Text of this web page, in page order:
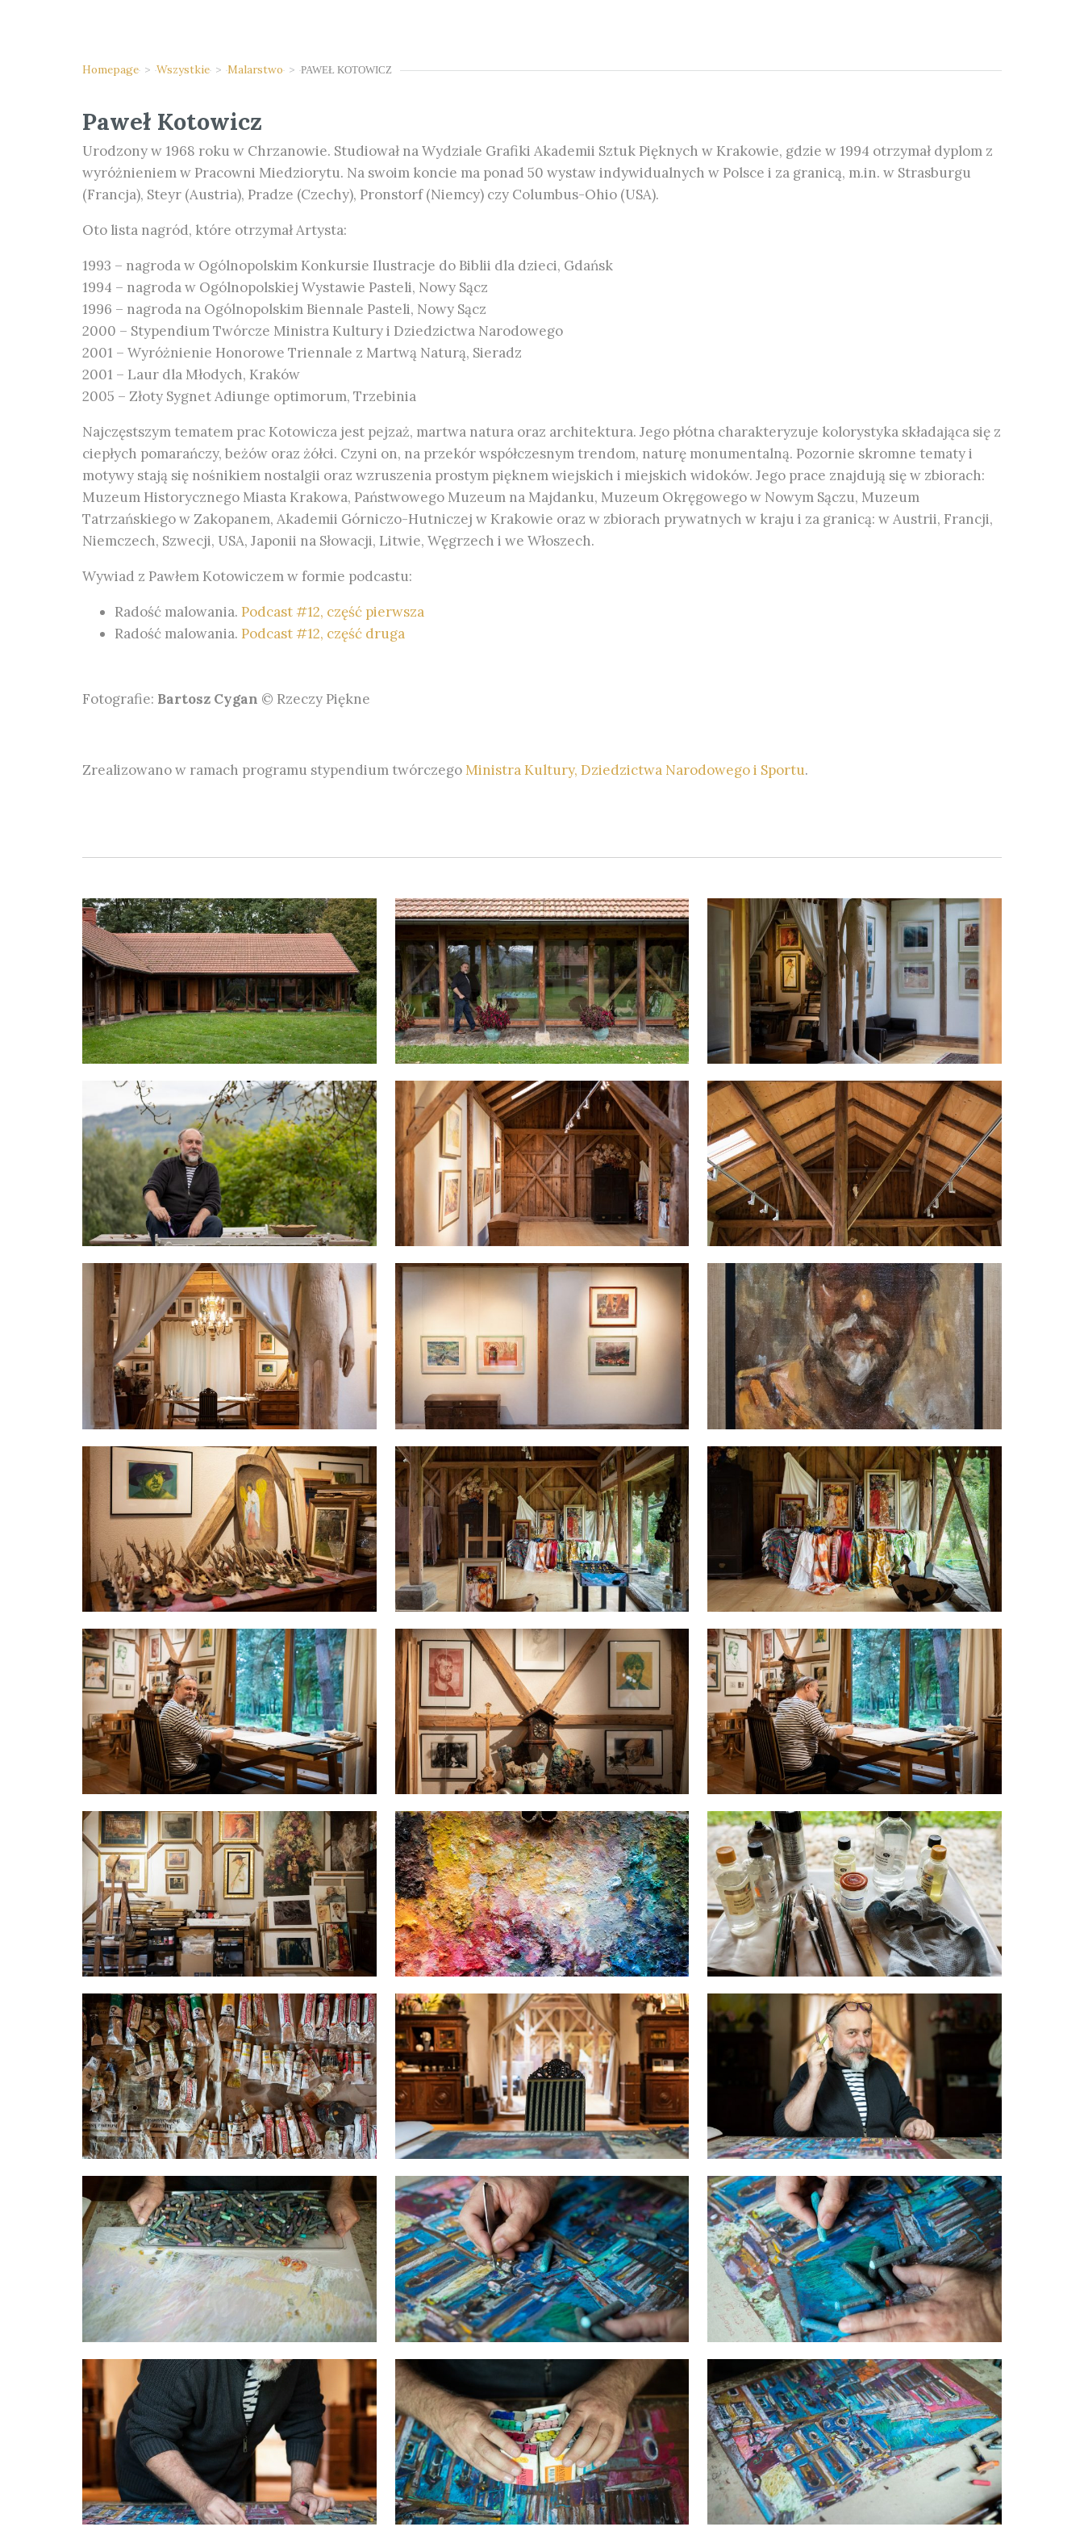
Homepage > Wszystkie > Malarstwo > PAWEŁ KOTOWICZ
Paweł Kotowicz
Urodzony w 1968 roku w Chrzanowie. Studiował na Wydziale Grafiki Akademii Sztuk Pięknych w Krakowie, gdzie w 1994 otrzymał dyplom z
wyróżnieniem w Pracowni Miedziorytu. Na swoim koncie ma ponad 50 wystaw indywidualnych w Polsce i za granicą, m.in. w Strasburgu
(Francja), Steyr (Austria), Pradze (Czechy), Pronstorf (Niemcy) czy Columbus-Ohio (USA).
Oto lista nagród, które otrzymał Artysta:
1993 – nagroda w Ogólnopolskim Konkursie Ilustracje do Biblii dla dzieci, Gdańsk
1994 – nagroda w Ogólnopolskiej Wystawie Pasteli, Nowy Sącz
1996 – nagroda na Ogólnopolskim Biennale Pasteli, Nowy Sącz
2000 – Stypendium Twórcze Ministra Kultury i Dziedzictwa Narodowego
2001 – Wyróżnienie Honorowe Triennale z Martwą Naturą, Sieradz
2001 – Laur dla Młodych, Kraków
2005 – Złoty Sygnet Adiunge optimorum, Trzebinia
Najczęstszym tematem prac Kotowicza jest pejzaż, martwa natura oraz architektura. Jego płótna charakteryzuje kolorystyka składająca się z
ciepłych pomarańczy, beżów oraz żółci. Czyni on, na przekór współczesnym trendom, naturę monumentalną. Pozornie skromne tematy i
motywy stają się nośnikiem nostalgii oraz wzruszenia prostym pięknem wiejskich i miejskich widoków. Jego prace znajdują się w zbiorach:
Muzeum Historycznego Miasta Krakowa, Państwowego Muzeum na Majdanku, Muzeum Okręgowego w Nowym Sączu, Muzeum
Tatrzańskiego w Zakopanem, Akademii Górniczo-Hutniczej w Krakowie oraz w zbiorach prywatnych w kraju i za granicą: w Austrii, Francji,
Niemczech, Szwecji, USA, Japonii na Słowacji, Litwie, Węgrzech i we Włoszech.
Wywiad z Pawłem Kotowiczem w formie podcastu:
Radość malowania. Podcast #12, część pierwsza
Radość malowania. Podcast #12, część druga
Fotografie: Bartosz Cygan © Rzeczy Piękne
Zrealizowano w ramach programu stypendium twórczegoMinistra Kultury, Dziedzictwa Narodowego i Sportu.